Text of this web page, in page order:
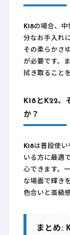
K18の場合、中
分なお手入れ
その柔らかさ
が必要です。
拭き取ること
K18とK22、
か？
K18は普段使い
いる方に最適
心できます。
な場面で輝き
色合いと高級
まとめ: